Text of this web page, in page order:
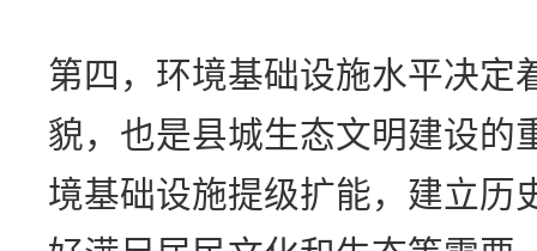
第四，环境基础设施水平决定
貌，也是县城生态文明建设的
境基础设施提级扩能，建立历